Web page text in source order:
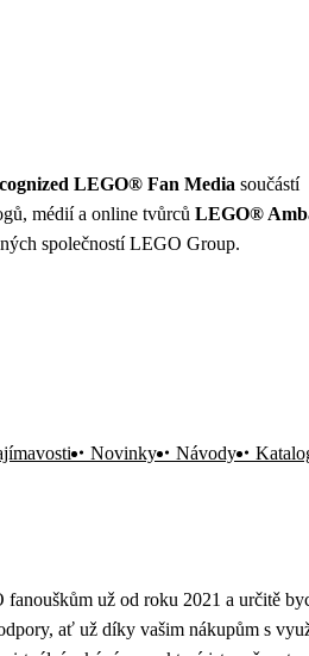
LEGO® Fan Media součástí
médií a online tvůrců LEGO®
společností LEGO Group.
Novinky Návody
už od roku 2021 a určitě
ať už díky vašim nákupům s